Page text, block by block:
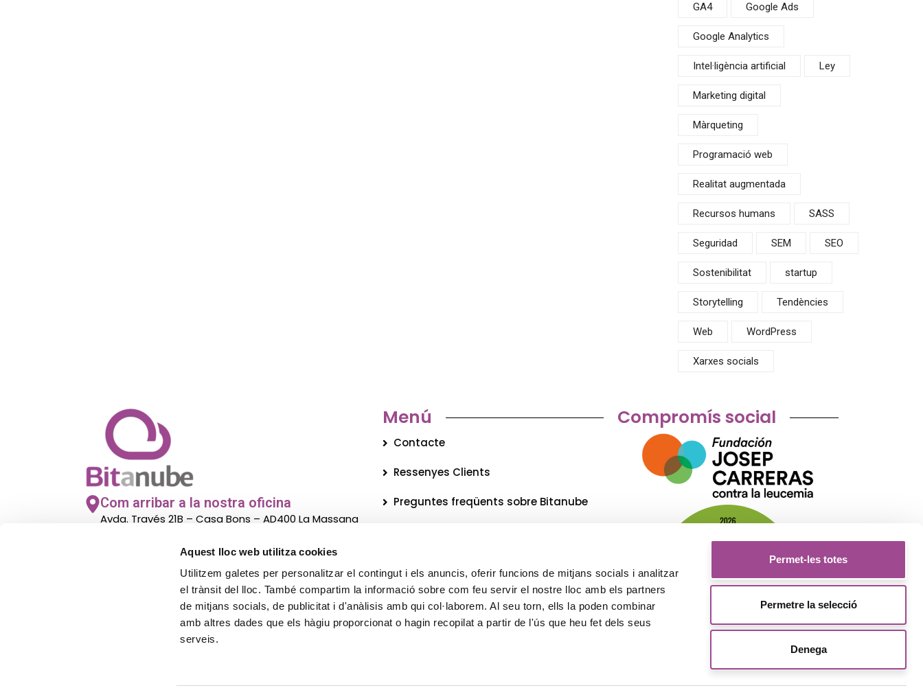
Aquest lloc web utilitza cookies
Utilitzem galetes per personalitzar el contingut i els anuncis, oferir funcions de mitjans socials i analitzar
el trànsit del lloc. També compartim la informació sobre com feu servir el nostre lloc amb els partners
de mitjans socials, de publicitat i d'anàlisis amb qui col·laborem. Al seu torn, ells la poden combinar
amb altres dades que els hàgiu proporcionat o hagin recopilat a partir de l'ús que heu fet dels seus
serveis.
Permet-les totes
Permetre la selecció
Denega
GA4 Google Ads
Google Analytics
Intel·ligència artificial Ley
Marketing digital
Màrqueting
Programació web
Realitat augmentada
Recursos humans SASS
Seguridad SEM SEO
Sostenibilitat startup
Storytelling Tendències
Web WordPress
Xarxes socials
Com arribar a la nostra oficina
Avda. Través 21B – Casa Bons – AD400 La Massana
El nostre horari d’atenció al públic
De lunes a viernes de 8.00h a 14:00h
Menú
Contacte
Ressenyes Clients
Preguntes freqüents sobre Bitanube
Newsletter
Legal
Compromís social